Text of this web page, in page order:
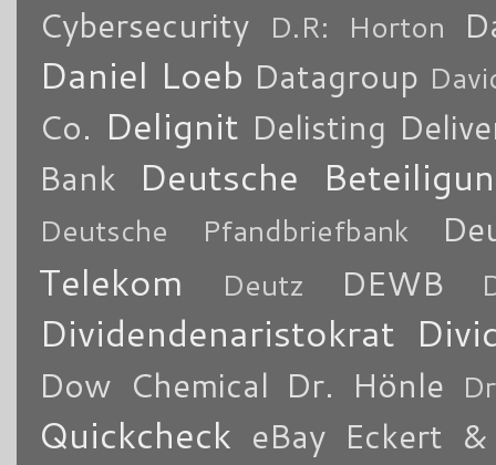
Cybersecurity D.R: Horton
Daniel Loeb Datagroup
Co. Delignit Delisting
Bank
Deutsche
Deutsche Pfandbriefbank
Telekom Deutz DEWB
Dividendenaristokrat
Dow Chemical Dr. Hönle
Quickcheck eBay Eckert